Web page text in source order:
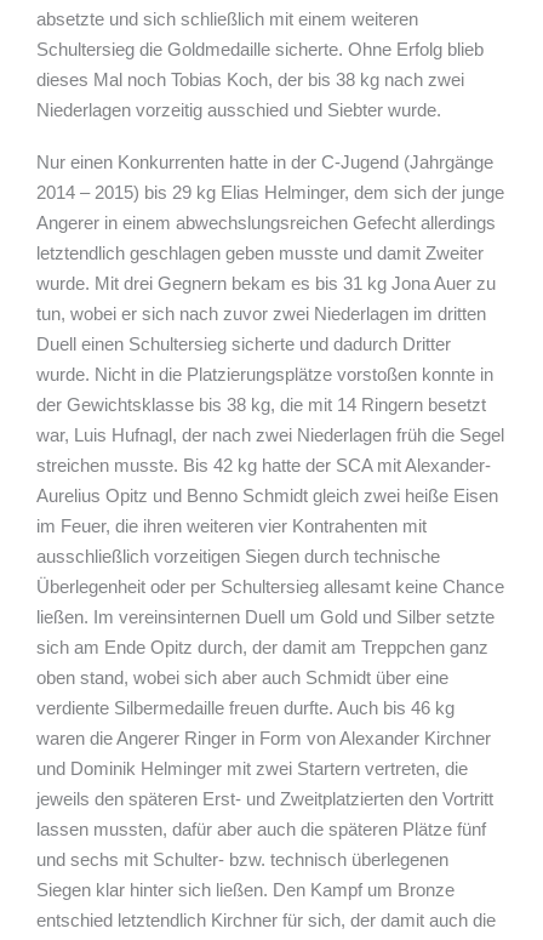
absetzte und sich schließlich mit einem weiteren
Schultersieg die Goldmedaille sicherte. Ohne Erfolg blieb
dieses Mal noch Tobias Koch, der bis 38 kg nach zwei
Niederlagen vorzeitig ausschied und Siebter wurde.
Nur einen Konkurrenten hatte in der C-Jugend (Jahrgänge
2014 – 2015) bis 29 kg Elias Helminger, dem sich der junge
Angerer in einem abwechslungsreichen Gefecht allerdings
letztendlich geschlagen geben musste und damit Zweiter
wurde. Mit drei Gegnern bekam es bis 31 kg Jona Auer zu
tun, wobei er sich nach zuvor zwei Niederlagen im dritten
Duell einen Schultersieg sicherte und dadurch Dritter
wurde. Nicht in die Platzierungsplätze vorstoßen konnte in
der Gewichtsklasse bis 38 kg, die mit 14 Ringern besetzt
war, Luis Hufnagl, der nach zwei Niederlagen früh die Segel
streichen musste. Bis 42 kg hatte der SCA mit Alexander-
Aurelius Opitz und Benno Schmidt gleich zwei heiße Eisen
im Feuer, die ihren weiteren vier Kontrahenten mit
ausschließlich vorzeitigen Siegen durch technische
Überlegenheit oder per Schultersieg allesamt keine Chance
ließen. Im vereinsinternen Duell um Gold und Silber setzte
sich am Ende Opitz durch, der damit am Treppchen ganz
oben stand, wobei sich aber auch Schmidt über eine
verdiente Silbermedaille freuen durfte. Auch bis 46 kg
waren die Angerer Ringer in Form von Alexander Kirchner
und Dominik Helminger mit zwei Startern vertreten, die
jeweils den späteren Erst- und Zweitplatzierten den Vortritt
lassen mussten, dafür aber auch die späteren Plätze fünf
und sechs mit Schulter- bzw. technisch überlegenen
Siegen klar hinter sich ließen. Den Kampf um Bronze
entschied letztendlich Kirchner für sich, der damit auch die